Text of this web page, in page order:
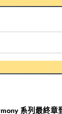
系列最終章